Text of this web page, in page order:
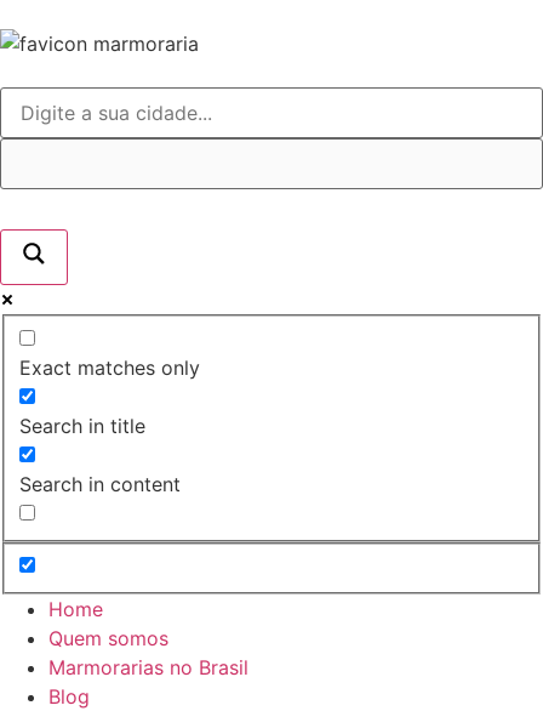
Exact matches only
Search in title
Search in content
Home
Quem somos
Marmorarias no Brasil
Blog